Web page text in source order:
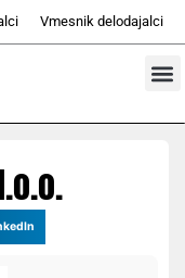
Vmesnik delodajalci